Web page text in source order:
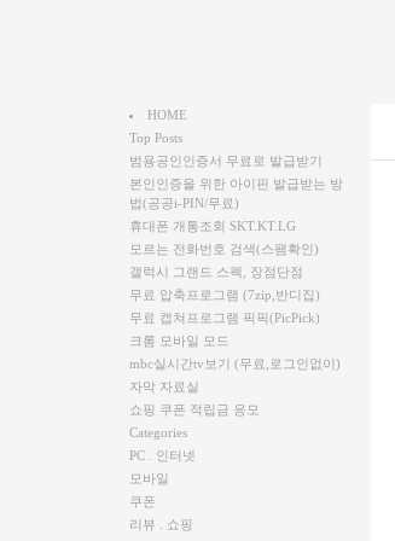
HOME
Top Posts
범용공인인증서 무료로 발급받기
본인인증을 위한 아이핀 발급받는 방
법(공공i-PIN/무료)
휴대폰 개통조회 SKT.KT.LG
모르는 전화번호 검색(스팸확인)
갤럭시 그랜드 스펙, 장점단점
무료 압축프로그램 (7zip,반디집)
무료 캡쳐프로그램 픽픽(PicPick)
크롬 모바일 모드
mbc실시간tv보기 (무료,로그인없이)
자막 자료실
쇼핑 쿠폰 적립금 응모
Categories
PC . 인터넷
모바일
쿠폰
리뷰 . 쇼핑